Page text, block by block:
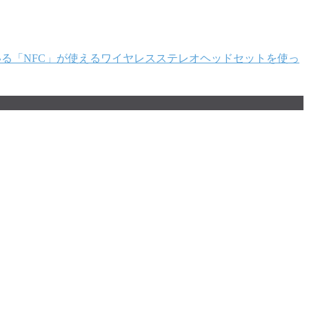
「NFC」が使えるワイヤレスステレオヘッドセットを使っ